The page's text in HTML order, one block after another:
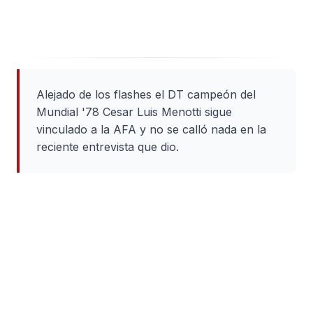
Alejado de los flashes el DT campeón del
Mundial '78 Cesar Luis Menotti sigue
vinculado a la AFA y no se calló nada en la
reciente entrevista que dio.